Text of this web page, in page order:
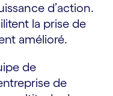
d’action.
la prise de
amélioré.
de
de